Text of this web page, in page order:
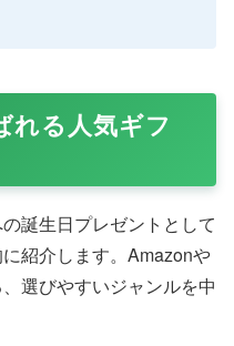
れる人気ギフ
誕生日プレゼントとして
紹介します。Amazonや
選びやすいジャンルを中